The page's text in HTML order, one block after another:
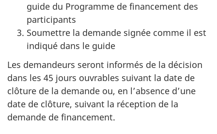
guide du Programme de financement des
participants
Soumettre la demande signée comme il est
indiqué dans le guide
Les demandeurs seront informés de la décision
dans les 45 jours ouvrables suivant la date de
clôture de la demande ou, en l’absence d’une
date de clôture, suivant la réception de la
demande de financement.